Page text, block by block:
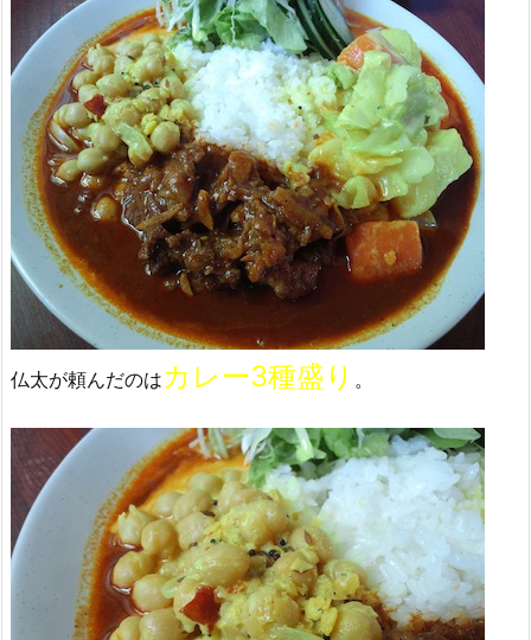
仏太が頼んだのは カレー3種盛り 。